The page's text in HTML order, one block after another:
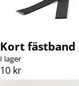
Kort fästband
I lager
10 kr